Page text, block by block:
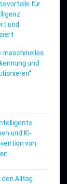
für
und
maschinelles
und
und KI-
von
den Alltag